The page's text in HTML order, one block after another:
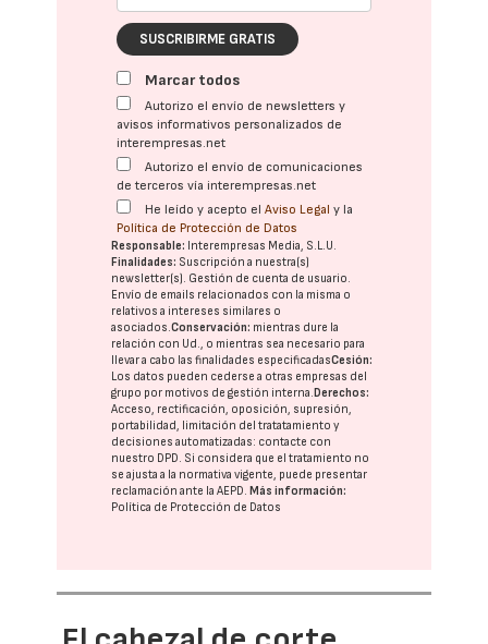
SUSCRIBIRME GRATIS
Marcar todos
Autorizo el envío de newsletters y
avisos informativos personalizados de
interempresas.net
Autorizo el envío de comunicaciones
de terceros vía interempresas.net
He leído y acepto elAviso Legal y la
Política de Protección de Datos
Responsable: Interempresas Media, S.L.U.
Finalidades: Suscripción a nuestra(s)
newsletter(s). Gestión de cuenta de usuario.
Envío de emails relacionados con la misma o
relativos a intereses similares o
asociados.Conservación: mientras dure la
relación con Ud., o mientras sea necesario para
llevar a cabo las finalidades especificadasCesión:
Los datos pueden cederse a otras empresas del
grupo por motivos de gestión interna.Derechos:
Acceso, rectificación, oposición, supresión,
portabilidad, limitación del tratatamiento y
decisiones automatizadas: contacte con
nuestro DPD. Si considera que el tratamiento no
se ajusta a la normativa vigente, puede presentar
reclamación ante laAEPD.Más información:
Política de Protección de Datos